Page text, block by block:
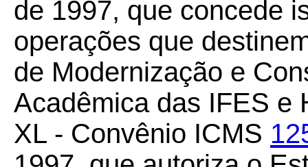
de 1997, que concede
operações que
de Modernização e
Acadêmica das IFES e
XL - Convênio ICMS